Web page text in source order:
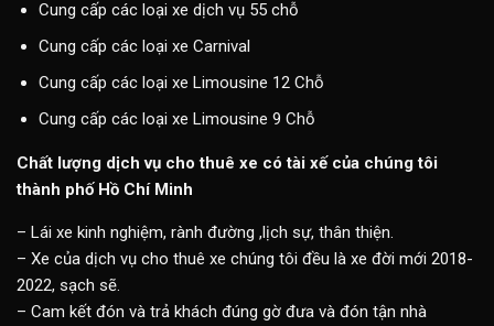
Cung cấp các loại xe dịch vụ 55 chỗ
Cung cấp các loại xe Carnival
Cung cấp các loại xe Limousine 12 Chỗ
Cung cấp các loại xe Limousine 9 Chỗ
Chất lượng dịch vụ cho thuê xe có tài xế của chúng tôi
thành phố Hồ Chí Minh
– Lái xe kinh nghiệm, rành đường ,lịch sự, thân thiện.
– Xe của dịch vụ cho thuê xe chúng tôi đều là xe đời mới 2018-
2022, sạch sẽ.
– Cam kết đón và trả khách đúng gờ đưa và đón tận nhà